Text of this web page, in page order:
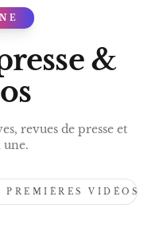
&
revues de presse et
une.
VIDÉOS •